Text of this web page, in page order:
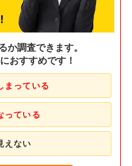
か調査できます。
おすすめです！
まっている
っている
えない